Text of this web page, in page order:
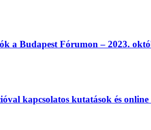
a Budapest Fórumon – 2023.
kapcsolatos kutatások és